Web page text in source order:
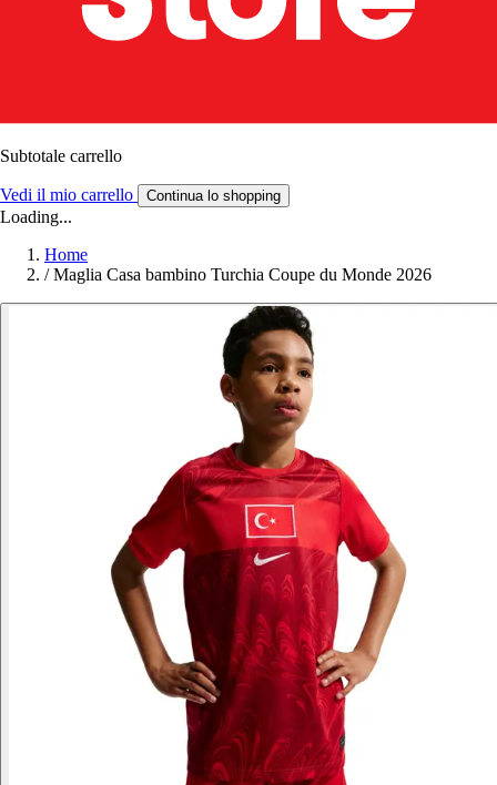
Subtotale carrello
Vedi il mio carrello Continua lo shopping
Loading...
Home
/ Maglia Casa bambino Turchia Coupe du Monde 2026